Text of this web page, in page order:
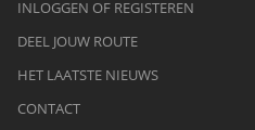
INLOGGEN OF REGISTEREN
DEEL JOUW ROUTE
HET LAATSTE NIEUWS
CONTACT